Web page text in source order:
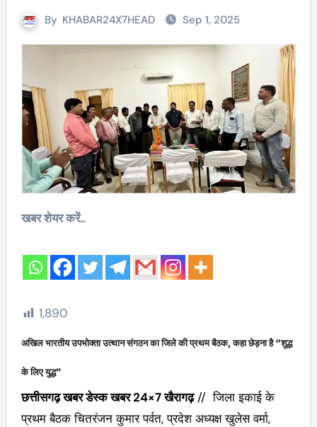
By KHABAR24X7HEAD Sep 1, 2025
खबर शेयर करें..
1,890
अखिल भारतीय उपभोक्ता उत्थान संगठन का जिले की प्रथम बैठक, कहा छेड़ना है “शुद्ध
के लिए युद्ध”
छत्तीसगढ़ खबर डेस्क खबर 24×7 खैरागढ़// जिला इकाई के
प्रथम बैठक चितरंजन कुमार पर्वत, प्रदेश अध्यक्ष खुलेस वर्मा,